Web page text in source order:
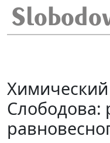
Химический
Слободова: